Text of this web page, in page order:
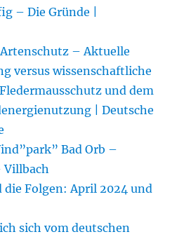
– Die Gründe |
– Aktuelle
versus wissenschaftliche
und dem
| Deutsche
Bad Orb –
Villbach
Folgen: April 2024 und
sich vom deutschen